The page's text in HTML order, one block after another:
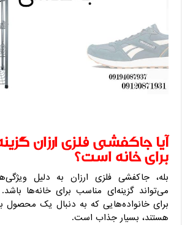
آیا جاکفشی فلزی ارزان
برای خانه است؟
بله، جاکفشی فلزی ارزان به دلیل
می‌تواند گزینه‌ای مناسب برای خانه‌ها
برای خانواده‌هایی که به دنبال یک محصول
هستند، بسیار جذاب است.